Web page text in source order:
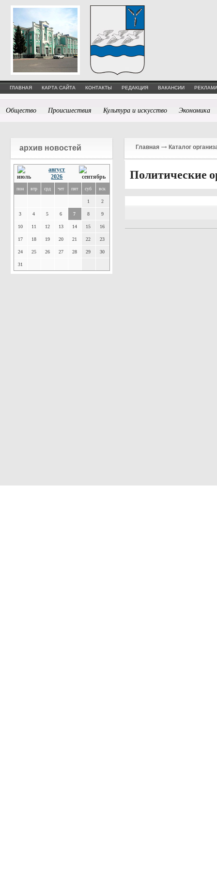
ГЛАВНАЯ КАРТА САЙТА КОНТАКТЫ РЕДАКЦИЯ ВАКАНСИИ
Общество Происшествия Культура и искусство Экономика
архив новостей
август
2026
пон втр срд чет пят суб вск
1 2
3 4 5 6 7 8 9
10 11 12 13 14 15 16
17 18 19 20 21 22 23
24 25 26 27 28 29 30
31
Главная Каталог
Политические